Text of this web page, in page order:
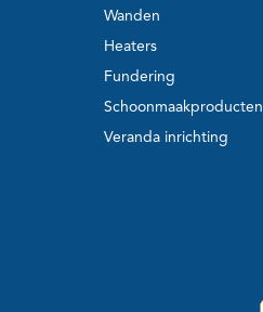
Wanden
Heaters
Fundering
Schoonmaakproducten
Veranda inrichting